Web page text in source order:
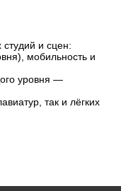
и сцен:
мобильность и
уровня —
так и лёгких